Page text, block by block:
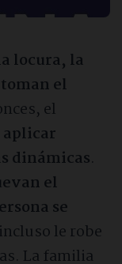
locura, la
el
el
aplicar
dinámicas.
el
se
le robe
La familia